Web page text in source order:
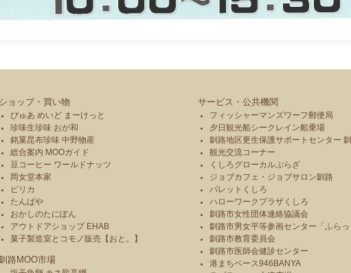
ショップ・買い物
ぴゅあ めいど まーけっと
珍味生珍味 おが和
銘菓昆布珍味 中野物産
総合案内 MOOガイド
豆コーヒー ワールドナッツ
岡女堂本家
ピリカ
たんばや
おかしのたにぽん
アウトドアショップ EHAB
菓子製造室とコモノ販売【おと。】
路MOO市場
サービス・公共機関
フィッシャーマンズワーフ郵便局
夕日観光船シークレイン船乗場
釧路地区更生保護サポートセンター
観光交流コーナー
くしろグローカルぷらざ
ジョブカフェ・ジョブサロン釧路
パレットくしろ
ハローワークプラザくしろ
釧路市女性団体連絡協議会
釧路市男女平等参画センター「ふら
釧路市教育委員会
釧路市医師会健診センター
港まちベース946BANYA